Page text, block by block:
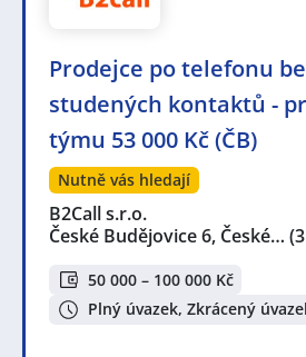
Prodejce po telefonu
studených kontaktů -
týmu 53 000 Kč (ČB)
Nutně vás hledají
B2Call s.r.o.
České Budějovice 6, České…
50 000 – 100 000 Kč
Plný úvazek, Zkrácený